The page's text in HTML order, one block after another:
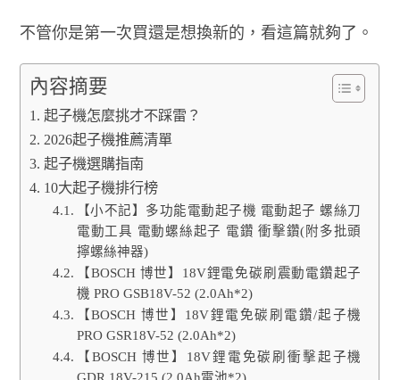
不管你是第一次買還是想換新的，看這篇就夠了。
內容摘要
起子機怎麼挑才不踩雷？
2026起子機推薦清單
起子機選購指南
10大起子機排行榜
【小不記】多功能電動起子機 電動起子 螺絲刀
電動工具 電動螺絲起子 電鑽 衝擊鑽(附多批頭
擰螺絲神器)
【BOSCH 博世】18V鋰電免碳刷震動電鑽起子
機 PRO GSB18V-52 (2.0Ah*2)
【BOSCH 博世】18V鋰電免碳刷電鑽/起子機
PRO GSR18V-52 (2.0Ah*2)
【BOSCH 博世】18V鋰電免碳刷衝擊起子機
GDR 18V-215 (2.0Ah電池*2)